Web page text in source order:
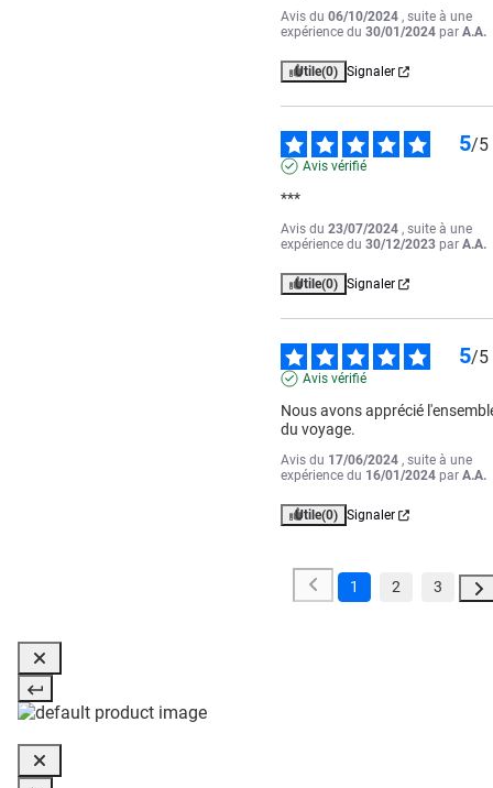
Avis du06/10/2024 , suite à une
expérience du30/01/2024 parA.A.
Utile(0) Signaler
5/5
Avis vérifié
***
Avis du23/07/2024 , suite à une
expérience du30/12/2023 parA.A.
Utile(0) Signaler
5/5
Avis vérifié
Nous avons apprécié
du voyage.
Avis du 17/06/2024 , suite à une
expérience du 16/01/2024 parA.A.
Utile(0) Signaler
1 2 3